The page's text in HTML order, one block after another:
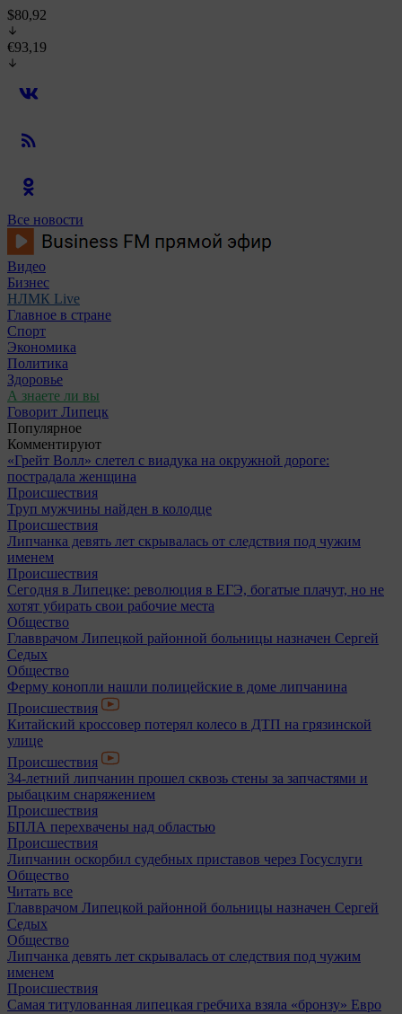
$80,92
€93,19
Все новости
Видео
Бизнес
НЛМК Live
Главное в стране
Спорт
Экономика
Политика
Здоровье
А знаете ли вы
Говорит Липецк
Популярное
Комментируют
«Грейт Волл» слетел с виадука на окружной дороге:
пострадала женщина
Происшествия
Труп мужчины найден в колодце
Происшествия
Липчанка девять лет скрывалась от следствия под чужим
именем
Происшествия
Сегодня в Липецке: революция в ЕГЭ, богатые плачут, но не
хотят убирать свои рабочие места
Общество
Главврачом Липецкой районной больницы назначен Сергей
Седых
Общество
Ферму конопли нашли полицейские в доме липчанина
Происшествия
Китайский кроссовер потерял колесо в ДТП на грязинской
улице
Происшествия
34-летний липчанин прошел сквозь стены за запчастями и
рыбацким снаряжением
Происшествия
БПЛА перехвачены над областью
Происшествия
Липчанин оскорбил судебных приставов через Госуслуги
Общество
Читать все
Главврачом Липецкой районной больницы назначен Сергей
Седых
Общество
Липчанка девять лет скрывалась от следствия под чужим
именем
Происшествия
Самая титулованная липецкая гребчиха взяла «бронзу» Евро